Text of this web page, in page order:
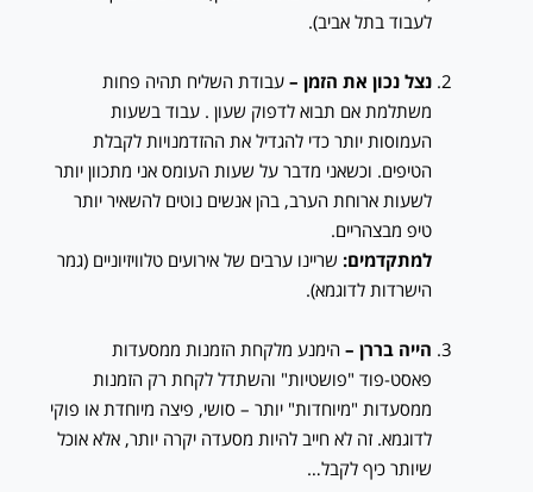
לעבוד בתל אביב).
נצל נכון את הזמן – עבודת השליח תהיה פחות
משתלמת אם תבוא לדפוק שעון . עבוד בשעות
העמוסות יותר כדי להגדיל את ההזדמנויות לקבלת
הטיפים. וכשאני מדבר על שעות העומס אני מתכוון יותר
לשעות ארוחת הערב, בהן אנשים נוטים להשאיר יותר
טיפ מבצהריים.
למתקדמים: שריינו ערבים של אירועים טלוויזיוניים (גמר
הישרדות לדוגמא).
הייה בררן – הימנע מלקחת הזמנות ממסעדות
פאסט-פוד "פושטיות" והשתדל לקחת רק הזמנות
ממסעדות "מיוחדות" יותר – סושי, פיצה מיוחדת או פוקי
לדוגמא. זה לא חייב להיות מסעדה יקרה יותר, אלא אוכל
שיותר כיף לקבל…